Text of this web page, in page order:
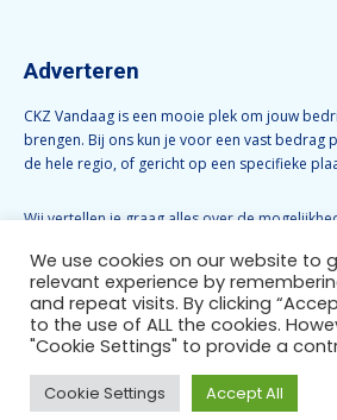
Adverteren
CKZ Vandaag is een mooie plek om jouw
brengen. Bij ons kun je voor een vast bedrag
de hele regio, of gericht op een specifieke
Wij vertellen je graag alles over de
Volg CKZ Vandaag
We use cookies on our website to
relevant experience by
and repeat visits. By clicking
to the use of ALL the cookies.
"Cookie Settings" to provide a
Cookie Settings Accept All